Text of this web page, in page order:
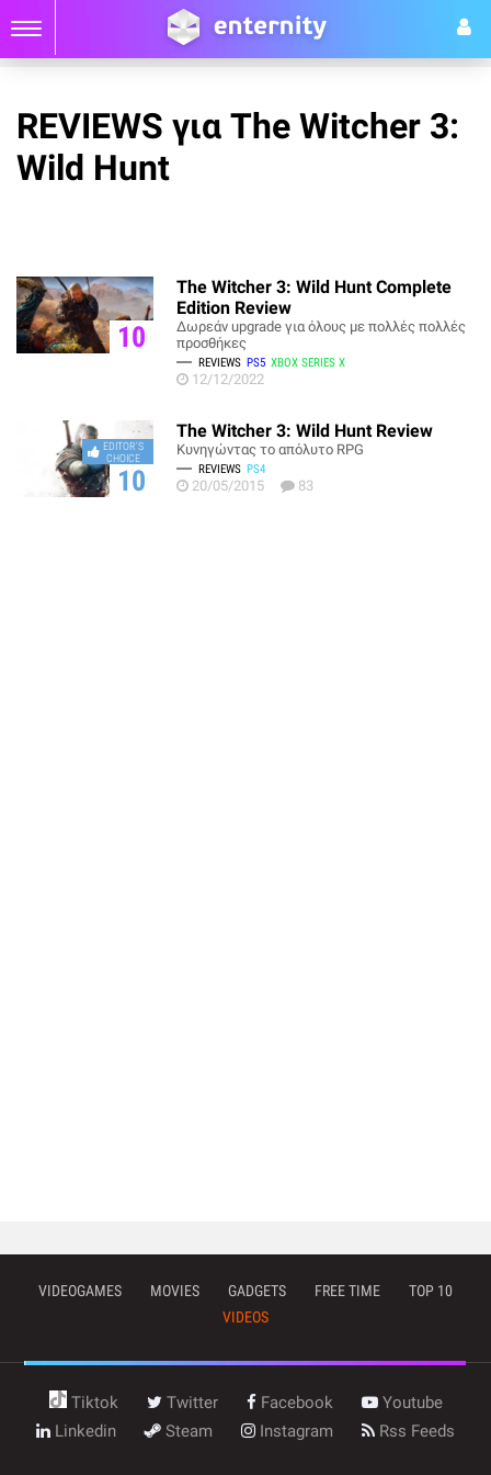
REVIEWS για The Witcher 3:
Wild Hunt
10
The Witcher 3: Wild Hunt Complete
Edition Review
Δωρεάν upgrade για όλους με πολλές πολλές
προσθήκες
REVIEWS PS5 XBOX SERIES X
12/12/2022
EDITOR'S
CHOICE
10
The Witcher 3: Wild Hunt Review
Κυνηγώντας το απόλυτο RPG
REVIEWS PS4
20/05/2015 83
VIDEOGAMES MOVIES GADGETS FREE TIME
TOP 10
VIDEOS
Tiktok Twitter Facebook
Youtube
Linkedin
Steam Instagram Rss Feeds